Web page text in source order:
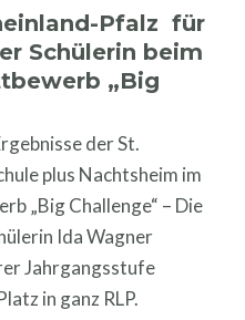
Pfalz für
Schülerin beim
„Big
der St.
plus Nachtsheim im
„Big Challenge“ – Die
Ida Wagner
Jahrgangsstufe
in ganz RLP.